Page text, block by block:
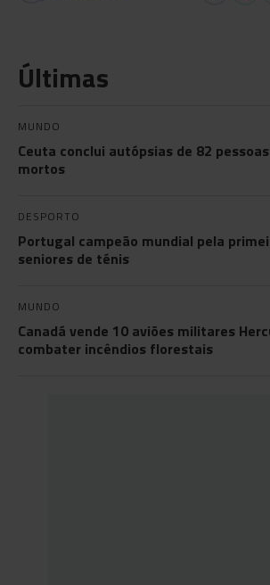
Últimas
MUNDO
Ceuta conclui autópsias de 82
mortos
DESPORTO
Portugal campeão mundial pela
seniores de ténis
MUNDO
Canadá vende 10 aviões militares
combater incêndios florestais